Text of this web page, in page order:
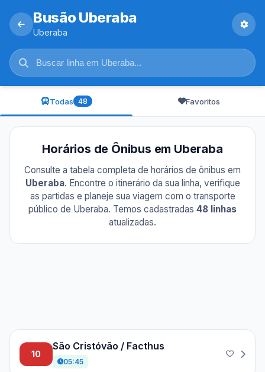
Busão Uberaba
Uberaba
Todas 48 Favoritos
Horários de Ônibus em Uberaba
Consulte a tabela completa de horários de ônibus em
Uberaba. Encontre o itinerário da sua linha, verifique
as partidas e planeje sua viagem com o transporte
público de Uberaba. Temos cadastradas 48 linhas
atualizadas.
10
São Cristóvão / Facthus
05:45